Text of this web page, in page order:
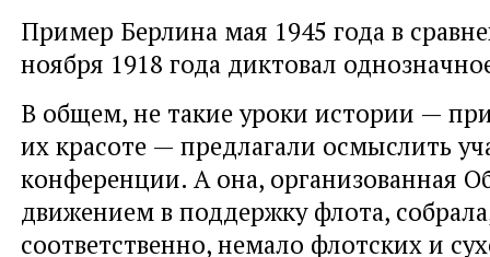
Пример Берлина мая 1945 года в
ноября 1918 года диктовал
В общем, не такие уроки истории —
их красоте — предлагали осмыслить
конференции. А она, организованная
движением в поддержку флота,
соответственно, немало флотских и